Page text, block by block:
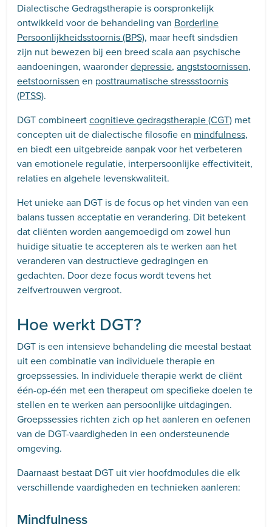
Dialectische Gedragstherapie is oorspronkelijk
ontwikkeld voor de behandeling van Borderline
Persoonlijkheidsstoornis (BPS), maar heeft sindsdien
zijn nut bewezen bij een breed scala aan psychische
aandoeningen, waaronderdepressie, angststoornissen,
eetstoornissen en posttraumatische stressstoornis
(PTSS).
DGT combineertcognitieve gedragstherapie (CGT) met
concepten uit de dialectische filosofie en mindfulness,
en biedt een uitgebreide aanpak voor het verbeteren
van emotionele regulatie, interpersoonlijke effectiviteit,
relaties en algehele levenskwaliteit.
Het unieke aan DGT is de focus op het vinden van een
balans tussen acceptatie en verandering. Dit betekent
dat cliënten worden aangemoedigd om zowel hun
huidige situatie te accepteren als te werken aan het
veranderen van destructieve gedragingen en
gedachten. Door deze focus wordt tevens het
zelfvertrouwen vergroot.
Hoe werkt DGT?
DGT is een intensieve behandeling die meestal bestaat
uit een combinatie van individuele therapie en
groepssessies. In individuele therapie werkt de cliënt
één-op-één met een therapeut om specifieke doelen te
stellen en te werken aan persoonlijke uitdagingen.
Groepssessies richten zich op het aanleren en oefenen
van de DGT-vaardigheden in een ondersteunende
omgeving.
Daarnaast bestaat DGT uit vier hoofdmodules die elk
verschillende vaardigheden en technieken aanleren:
Mindfulness